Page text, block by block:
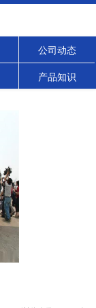
公司动态
产品知识